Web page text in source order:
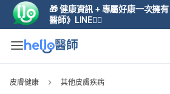
🎁 健康資訊 + 專屬好康一次擁
醫師》LINE👆🏼
皮膚健康 其他皮膚疾病